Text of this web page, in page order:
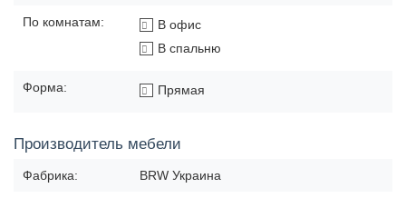
По комнатам:
В офис
В спальню
Форма: Прямая
Производитель мебели
Фабрика: BRW Украина